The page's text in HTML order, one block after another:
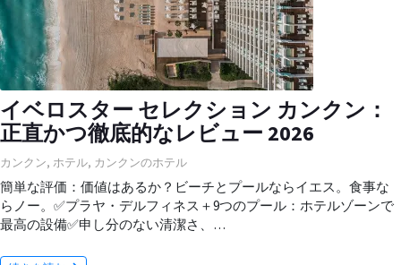
イベロスター セレクション カンクン：
正直かつ徹底的なレビュー 2026
カンクン, ホテル, カンクンのホテル
簡単な評価：価値はあるか？ビーチとプールならイエス。食事な
らノー。✅プラヤ・デルフィネス＋9つのプール：ホテルゾーンで
最高の設備✅申し分のない清潔さ、…